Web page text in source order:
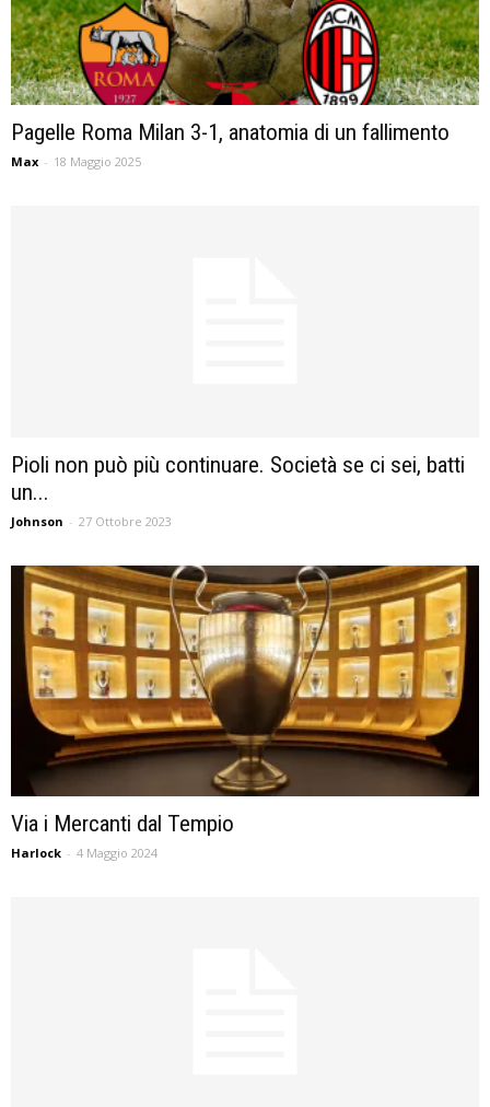
Pagelle Roma Milan 3-1, anatomia di un fallimento
Max - 18 Maggio 2025
Pioli non può più continuare. Società se ci sei, batti
un...
Johnson - 27 Ottobre 2023
Via i Mercanti dal Tempio
Harlock - 4 Maggio 2024